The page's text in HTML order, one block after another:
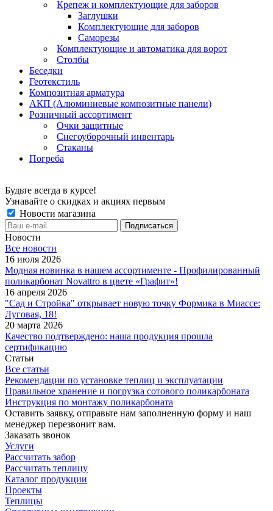
Крепеж и комплектующие для заборов
Заглушки
Комплектующие для заборов
Саморезы
Комплектующие и автоматика для ворот
Столбы
Беседки
Геотекстиль
Композитная арматура
АКП (Алюминиевые композитные панели)
Розничный ассортимент
Очки защитные
Снегоуборочный инвентарь
Стаканы
Погреба
Будьте всегда в курсе!
Узнавайте о скидках и акциях первым
Новости магазина
Новости
Все новости
16 июля 2026
Модная новинка в нашем ассортименте - Профилированный
поликарбонат Novattro в цвете «Графит»!
16 апреля 2026
"Сад и Стройка" открывает новую точку Формика в Миассе:
Луговая, 18!
20 марта 2026
Качество подтверждено: наша продукция прошла
сертификацию
Статьи
Все статьи
Рекомендации по установке теплиц и эксплуатации
Правильное хранение и погрузка сотового поликарбоната
Инструкция по монтажу поликарбоната
Оставить заявку, отправьте нам заполненную форму и наш
менеджер перезвонит вам.
Заказать звонок
Услуги
Рассчитать забор
Рассчитать теплицу
Каталог продукции
Проекты
Теплицы